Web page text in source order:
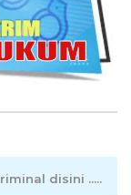
disini .....